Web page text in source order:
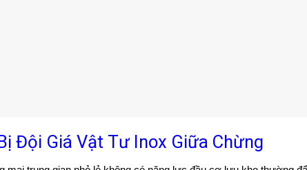
Đội Giá Vật Tư Inox Giữa Chừng